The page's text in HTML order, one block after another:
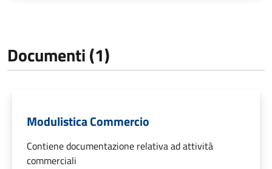
Documenti (1)
Modulistica Commercio
Contiene documentazione relativa ad attività
commerciali